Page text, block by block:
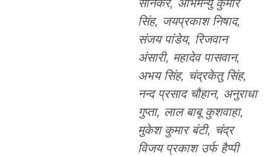
सोनकर, अभिमन्यु कुमार
सिंह, जयप्रकाश निषाद,
संजय पांडेय, रिजवान
अंसारी, महादेव पासवान,
अभय सिंह, चंद्रकेतु सिंह,
नन्द प्रसाद चौहान, अनुराधा
गुप्ता, लाल बाबू कुशवाहा,
मुकेश कुमार बंटी, चंद्र
विजय प्रकाश उर्फ हैप्पी